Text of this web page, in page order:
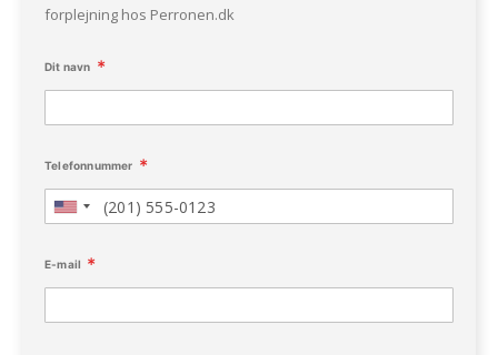
forplejning hos Perronen.dk
Dit navn
Telefonnummer
E-mail